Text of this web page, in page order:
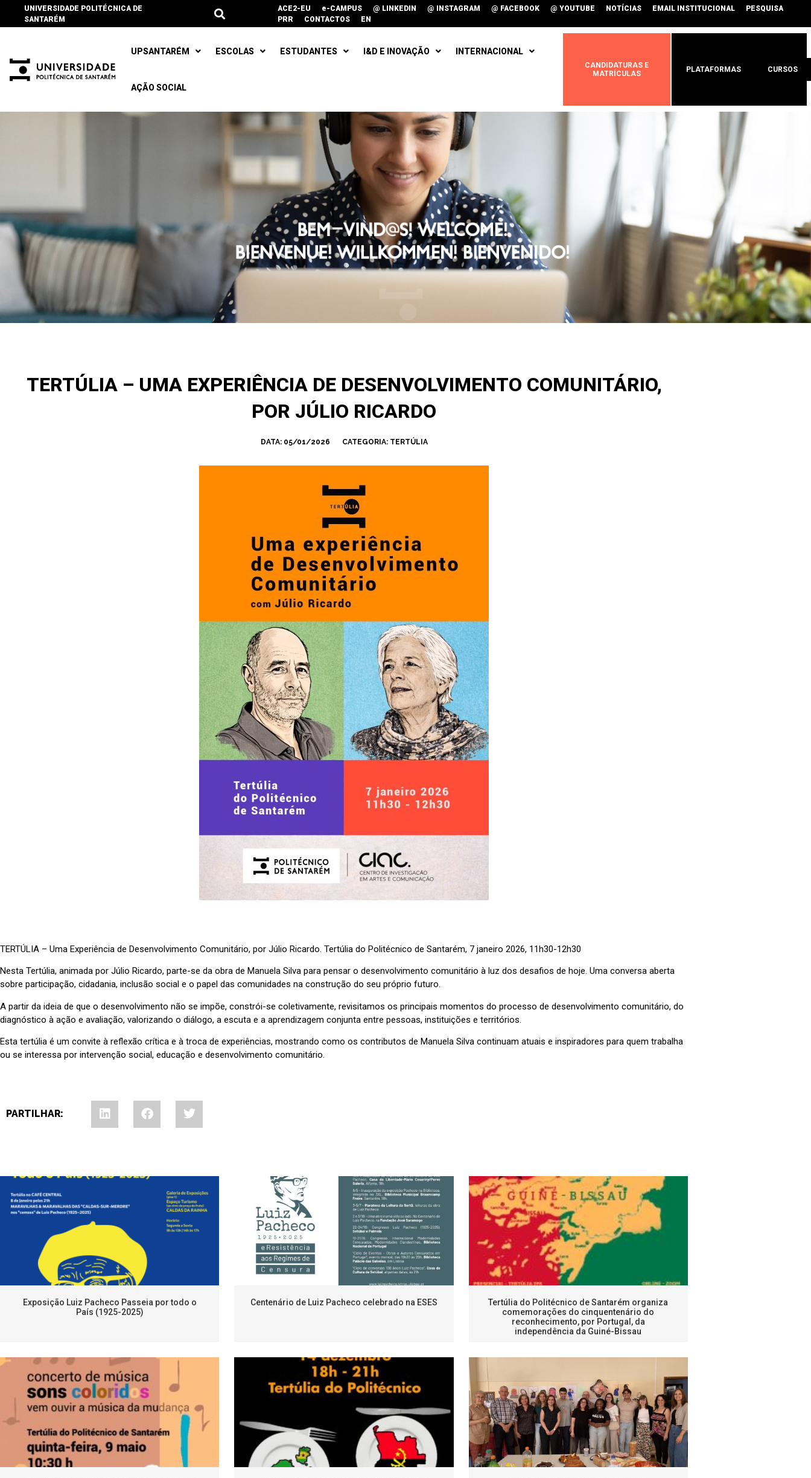
UNIVERSIDADE POLITÉCNICA DE
SANTARÉM
ACE2-EU e-CAMPUS @ LINKEDIN @ INSTAGRAM @ FACEBOOK @ YOUTUBE NOTÍCIAS EMAIL INSTITUCIONAL
PESQUISA
PRR
CONTACTOS EN
UPSANTARÉM ESCOLAS ESTUDANTES I&D E INOVAÇÃO INTERNACIONAL
AÇÃO SOCIAL
CANDIDATURAS E
MATRÍCULAS
PLATAFORMAS CURSOS
TERTÚLIA – UMA EXPERIÊNCIA DE DESENVOLVIMENTO COMUNITÁRIO,
POR JÚLIO RICARDO
DATA: 05/01/2026 CATEGORIA: TERTÚLIA
TERTÚLIA – Uma Experiência de Desenvolvimento Comunitário, por Júlio Ricardo. Tertúlia do Politécnico de Santarém, 7 janeiro 2026, 11h30-12h30
Nesta Tertúlia, animada por Júlio Ricardo, parte-se da obra de Manuela Silva para pensar o desenvolvimento comunitário à luz dos desafios de hoje. Uma conversa aberta
sobre participação, cidadania, inclusão social e o papel das comunidades na construção do seu próprio futuro.
A partir da ideia de que o desenvolvimento não se impõe, constrói-se coletivamente, revisitamos os principais momentos do processo de desenvolvimento comunitário, do
diagnóstico à ação e avaliação, valorizando o diálogo, a escuta e a aprendizagem conjunta entre pessoas, instituições e territórios.
Esta tertúlia é um convite à reflexão crítica e à troca de experiências, mostrando como os contributos de Manuela Silva continuam atuais e inspiradores para quem trabalha
ou se interessa por intervenção social, educação e desenvolvimento comunitário.
PARTILHAR:
Exposição Luiz Pacheco Passeia por todo o
País (1925-2025)
Centenário de Luiz Pacheco celebrado na ESES
Tertúlia do Politécnico de Santarém organiza
comemorações do cinquentenário do
reconhecimento, por Portugal, da
independência da Guiné-Bissau